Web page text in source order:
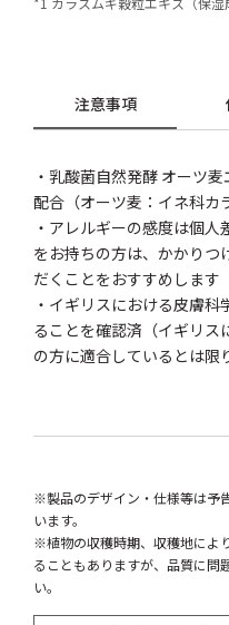
注意事項
・乳酸菌自然発酵 オーツ
配合（オーツ麦：イネ科カ
・アレルギーの感度は個
をお持ちの方は、かかりつ
だくことをおすすめします
・イギリスにおける皮膚
ることを確認済（イギリス
の方に適合しているとは限
※製品のデザイン・仕様等は予
います。
※植物の収穫時期、収穫地によ
ることもありますが、品質に問
い。